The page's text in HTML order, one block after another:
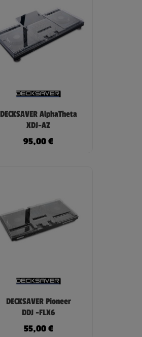
DECKSAVER AlphaTheta
XDJ-AZ
95,00€
DECKSAVER Pioneer
DDJ -FLX6
55,00€